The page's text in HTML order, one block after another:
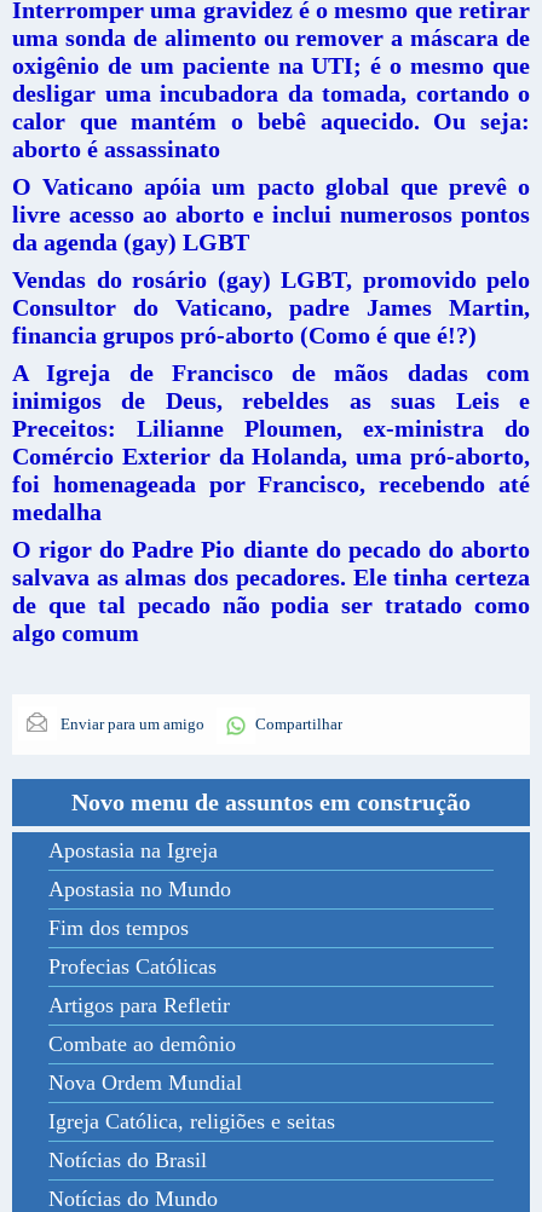
Interromper uma gravidez é o mesmo que retirar
uma sonda de alimento ou remover a máscara de
oxigênio de um paciente na UTI; é o mesmo que
desligar uma incubadora da tomada, cortando o
calor que mantém o bebê aquecido. Ou seja:
aborto é assassinato
O Vaticano apóia um pacto global que prevê o
livre acesso ao aborto e inclui numerosos pontos
da agenda (gay) LGBT
Vendas do rosário (gay) LGBT, promovido pelo
Consultor do Vaticano, padre James Martin,
financia grupos pró-aborto (Como é que é!?)
A Igreja de Francisco de mãos dadas com
inimigos de Deus, rebeldes as suas Leis e
Preceitos: Lilianne Ploumen, ex-ministra do
Comércio Exterior da Holanda, uma pró-aborto,
foi homenageada por Francisco, recebendo até
medalha
O rigor do Padre Pio diante do pecado do aborto
salvava as almas dos pecadores. Ele tinha certeza
de que tal pecado não podia ser tratado como
algo comum
Enviar para um amigo Compartilhar
Novo menu de assuntos em construção
Apostasia na Igreja
Apostasia no Mundo
Fim dos tempos
Profecias Católicas
Artigos para Refletir
Combate ao demônio
Nova Ordem Mundial
Igreja Católica, religiões e seitas
Notícias do Brasil
Notícias do Mundo